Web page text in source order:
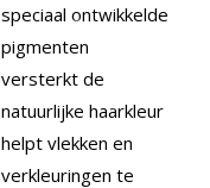
speciaal ontwikkelde
pigmenten
versterkt de
natuurlijke haarkleur
helpt vlekken en
verkleuringen te